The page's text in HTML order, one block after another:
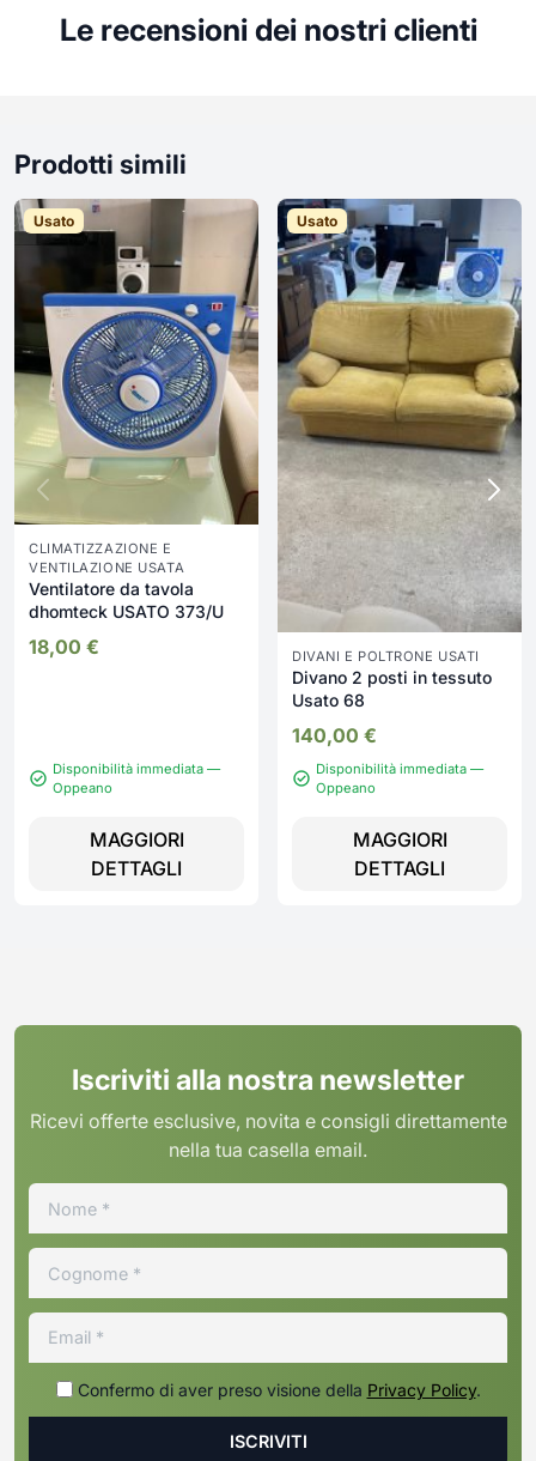
Le recensioni dei nostri clienti
Prodotti simili
Usato
CLIMATIZZAZIONE E
VENTILAZIONE USATA
Ventilatore da tavola
dhomteck USATO 373/U
18,00 €
Disponibilità immediata —
Oppeano
MAGGIORI
DETTAGLI
Usato
DIVANI E POLTRONE USATI
Divano 2 posti in tessuto
Usato 68
140,00 €
Disponibilità immediata —
Oppeano
MAGGIORI
DETTAGLI
Iscriviti alla nostra newsletter
Ricevi offerte esclusive, novita e consigli direttamente
nella tua casella email.
Confermo di aver preso visione della Privacy Policy.